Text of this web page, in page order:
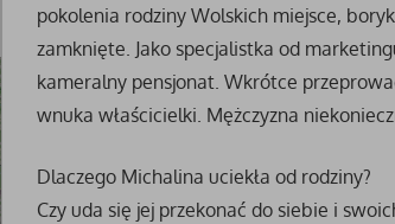
pokolenia rodziny Wolskich miejsce,
zamknięte. Jako specjalistka od
kameralny pensjonat. Wkrótce
wnuka właścicielki. Mężczyzna
Dlaczego Michalina uciekła od rodziny?
Czy uda się jej przekonać do siebie i